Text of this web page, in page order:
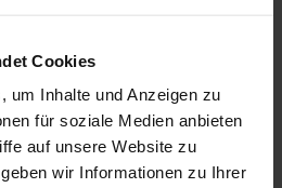
Cookies
um Inhalte und Anzeigen zu
für soziale Medien anbieten
auf unsere Website zu
wir Informationen zu Ihrer
Arbeit, Energie und
mit aktuellen Hinweisen
von Direktaufträgen
sind für öffentliche